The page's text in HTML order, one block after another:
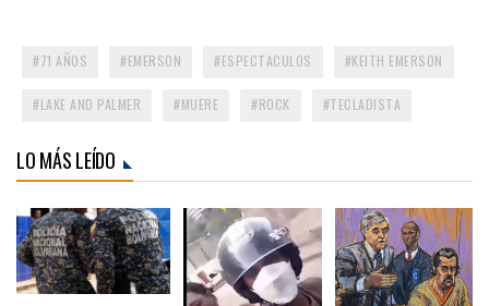
71 AÑOS EMERSON ESPECTACULOS KEITH EMERSON
LAKE AND PALMER MUERE ROCK TECLADISTA
LO MÁS LEÍDO